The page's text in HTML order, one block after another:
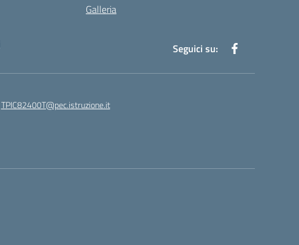
Galleria
Seguici su:
TPIC82400T@pec.istruzione.it